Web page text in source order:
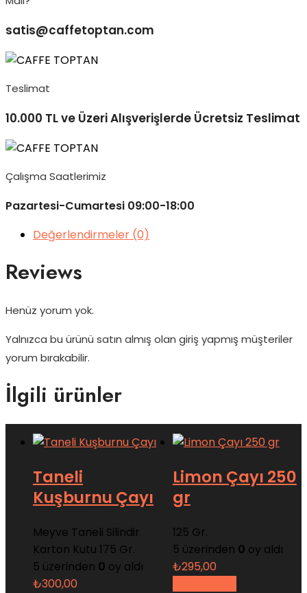
satis@caffetoptan.com
Teslimat
10.000 TL ve Üzeri Alışverişlerde Ücretsiz Teslimat
Çalışma Saatlerimiz
Pazartesi-Cumartesi 09:00-18:00
Değerlendirmeler (0)
Reviews
Henüz yorum yok.
Yalnızca bu ürünü satın almış olan giriş yapmış müşteriler
yorum bırakabilir.
İlgili ürünler
Taneli
Kuşburnu Çayı
Meyve Taneli Silindir
Karton Kutu 175 Gr.
5 üzerinden 0 oy aldı
₺300,00
Limon Çayı 250
gr
125 Gr.
5 üzerinden 0 oy aldı
₺295,00